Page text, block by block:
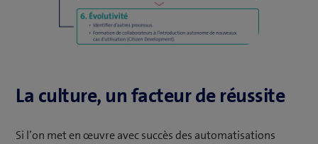
La culture, un facteur de réussite
Si l’on met en œuvre avec succès des automatisations